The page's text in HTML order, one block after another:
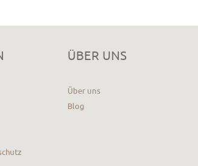
ÜBER UNS
Über uns
Blog